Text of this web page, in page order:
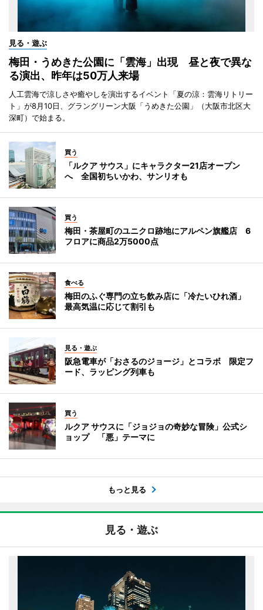
見る・遊ぶ
梅田・うめきた公園に「雲海」出現 昼と夜で異な
る演出、昨年は50万人来場
人工雲海で涼しさや癒やしを演出するイベント「夏の涼：雲海リトリー
ト」が8月10日、グラングリーン大阪「うめきた公園」（大阪市北区大
深町）で始まる。
買う
「ルクア サウス」にキャラクター21店オープン
へ 全国初ちいかわ、サンリオも
買う
梅田・茶屋町のユニクロ跡地にアルペン旗艦店 6
フロアに商品2万5000点
食べる
梅田のふぐ専門の立ち飲み店に「冷たいひれ酒」
最高気温に応じて割引も
見る・遊ぶ
阪急電車が「おさるのジョージ」とコラボ 限定フ
ード、ラッピング列車も
買う
ルクア サウスに「ジョジョの奇妙な冒険」公式シ
ョップ 「悪」テーマに
もっと見る
見る・遊ぶ